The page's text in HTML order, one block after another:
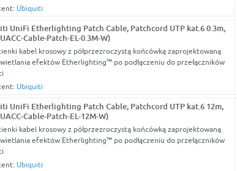
Ubiquiti
UniFi Etherlighting Patch Cable, Patchcord UTP kat.6 0.3m,
Cable-Patch-EL-0.3M-W)
kabel krosowy z półprzezroczystą końcówką zaprojektowaną
efektów Etherlighting™ po podłączeniu do przełączników
Ubiquiti
UniFi Etherlighting Patch Cable, Patchcord UTP kat.6 12m,
Cable-Patch-EL-12M-W)
kabel krosowy z półprzezroczystą końcówką zaprojektowaną
efektów Etherlighting™ po podłączeniu do przełączników
Ubiquiti